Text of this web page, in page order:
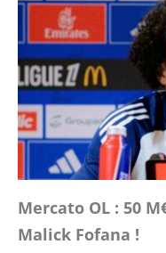
Mercato OL : 50
Malick Fofana !